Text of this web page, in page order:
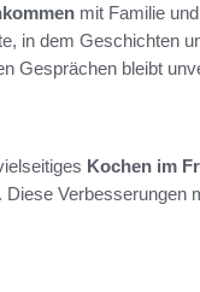
mit Familie
in dem Geschichten
Gesprächen bleibt
Kochen im
Verbesserungen